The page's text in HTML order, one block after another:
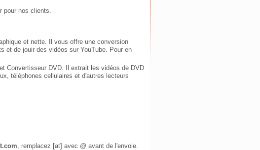
pour nos clients.
et nette. Il vous offre une conversion
et de jouir des vidéos sur YouTube. Pour en
Convertisseur DVD. Il extrait les vidéos de DVD
téléphones cellulaires et d'autres lecteurs
, remplacez [at] avec @ avant de l'envoie.